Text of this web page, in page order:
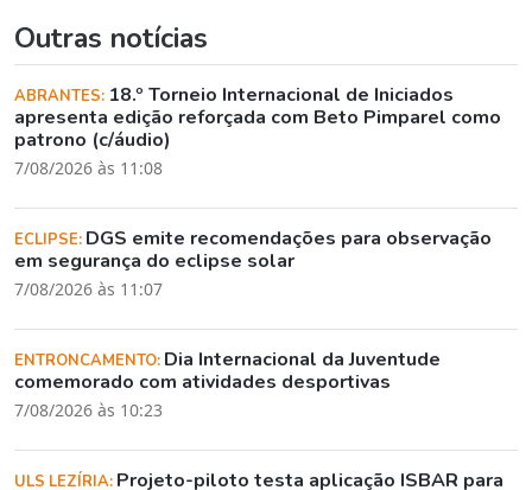
Outras notícias
ABRANTES: 18.º Torneio Internacional de Iniciados
apresenta edição reforçada com Beto Pimparel como
patrono (c/áudio)
7/08/2026 às 11:08
ECLIPSE: DGS emite recomendações para observação
em segurança do eclipse solar
7/08/2026 às 11:07
ENTRONCAMENTO: Dia Internacional da Juventude
comemorado com atividades desportivas
7/08/2026 às 10:23
ULS LEZÍRIA: Projeto-piloto testa aplicação ISBAR para